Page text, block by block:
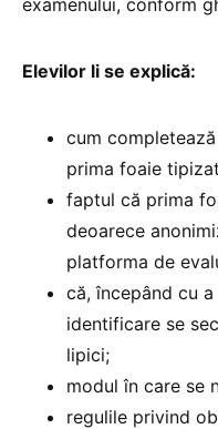
Elevilor li se explică:
cum
prima foaie
faptul că prima
deoarece
platforma de
că, începând cu
identificare se
lipici;
modul în care se
regulile privind